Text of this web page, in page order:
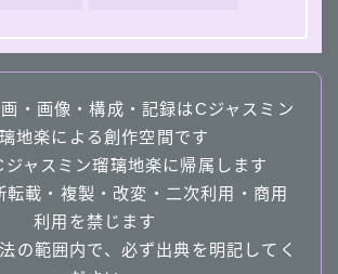
・画像・構成・記録はCジャスミン
地楽による創作空間です
ジャスミン瑠璃地楽に帰属します
転載・複製・改変・二次利用・商用
利用を禁じます
の範囲内で、必ず出典を明記してく